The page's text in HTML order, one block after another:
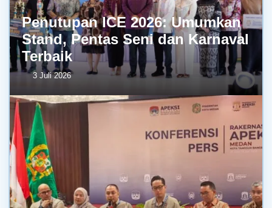
Penutupan ICE 2026: Umumkan
Stand, Pentas Seni dan Karnaval
Terbaik
3 Juli 2026